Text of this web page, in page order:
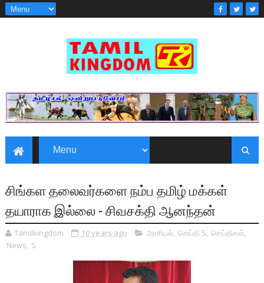
சிங்கள தலைவர்களை நம்ப தமிழ் மக்கள்
தயாராக இல்லை - சிவசக்தி ஆனந்தன்
Tamilkingdom 10 years ago அரசியல், செய்தி S, செய்திகள்,
News, S